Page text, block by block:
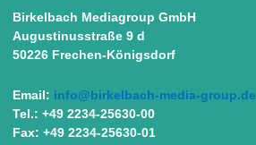
Birkelbach Mediagroup GmbH
Augustinusstraße 9 d
50226 Frechen-Königsdorf
Email: info@birkelbach-media-group.de
Tel.: +49 2234-25630-00
Fax: +49 2234-25630-01